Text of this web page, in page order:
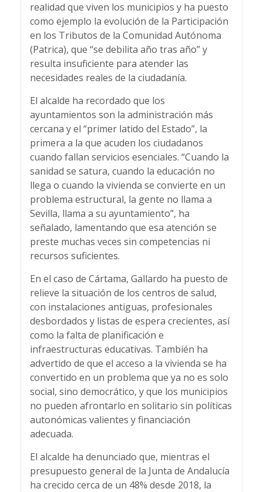
realidad que viven los municipios y ha puesto
como ejemplo la evolución de la Participación
en los Tributos de la Comunidad Autónoma
(Patrica), que “se debilita año tras año” y
resulta insuficiente para atender las
necesidades reales de la ciudadanía.
El alcalde ha recordado que los
ayuntamientos son la administración más
cercana y el “primer latido del Estado”, la
primera a la que acuden los ciudadanos
cuando fallan servicios esenciales. “Cuando la
sanidad se satura, cuando la educación no
llega o cuando la vivienda se convierte en un
problema estructural, la gente no llama a
Sevilla, llama a su ayuntamiento”, ha
señalado, lamentando que esa atención se
preste muchas veces sin competencias ni
recursos suficientes.
En el caso de Cártama, Gallardo ha puesto de
relieve la situación de los centros de salud,
con instalaciones antiguas, profesionales
desbordados y listas de espera crecientes, así
como la falta de planificación e
infraestructuras educativas. También ha
advertido de que el acceso a la vivienda se ha
convertido en un problema que ya no es solo
social, sino democrático, y que los municipios
no pueden afrontarlo en solitario sin políticas
autonómicas valientes y financiación
adecuada.
El alcalde ha denunciado que, mientras el
presupuesto general de la Junta de Andalucía
ha crecido cerca de un 48% desde 2018, la